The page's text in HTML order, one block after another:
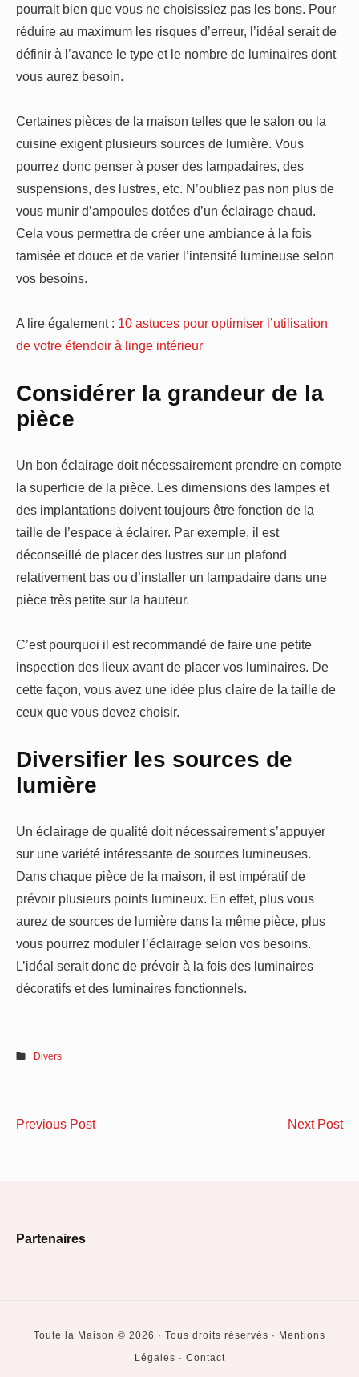
pourrait bien que vous ne choisissiez pas les bons. Pour
réduire au maximum les risques d’erreur, l’idéal serait de
définir à l’avance le type et le nombre de luminaires dont
vous aurez besoin.
Certaines pièces de la maison telles que le salon ou la
cuisine exigent plusieurs sources de lumière. Vous
pourrez donc penser à poser des lampadaires, des
suspensions, des lustres, etc. N’oubliez pas non plus de
vous munir d’ampoules dotées d’un éclairage chaud.
Cela vous permettra de créer une ambiance à la fois
tamisée et douce et de varier l’intensité lumineuse selon
vos besoins.
A lire également : 10 astuces pour optimiser l’utilisation
de votre étendoir à linge intérieur
Considérer la grandeur de la
pièce
Un bon éclairage doit nécessairement prendre en compte
la superficie de la pièce. Les dimensions des lampes et
des implantations doivent toujours être fonction de la
taille de l’espace à éclairer. Par exemple, il est
déconseillé de placer des lustres sur un plafond
relativement bas ou d’installer un lampadaire dans une
pièce très petite sur la hauteur.
C’est pourquoi il est recommandé de faire une petite
inspection des lieux avant de placer vos luminaires. De
cette façon, vous avez une idée plus claire de la taille de
ceux que vous devez choisir.
Diversifier les sources de
lumière
Un éclairage de qualité doit nécessairement s’appuyer
sur une variété intéressante de sources lumineuses.
Dans chaque pièce de la maison, il est impératif de
prévoir plusieurs points lumineux. En effet, plus vous
aurez de sources de lumière dans la même pièce, plus
vous pourrez moduler l’éclairage selon vos besoins.
L’idéal serait donc de prévoir à la fois des luminaires
décoratifs et des luminaires fonctionnels.
Divers
Navigation
Previous PostLes
Next Post
Partenaires
Toute la Maison © 2026 · Tous droits réservés · Mentions
Légales · Contact